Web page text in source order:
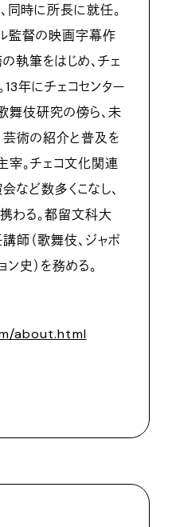
同時に所長に就任。
ル監督の映画字幕作
執筆をはじめ、チェ
年にチェコセンター
舞伎研究の傍ら、未
芸術の紹介と普及を
宰。チェコ文化関連
など数多くこなし、
わる。都留文科大
師（歌舞伎、ジャポ
ン史）を務める。
about.html